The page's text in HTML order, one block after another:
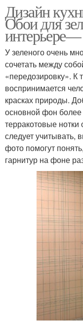
Дизайн
Обои для
У зеленого очень
сочетать между
«передозировку». К
воспринимается
красках природы.
основной фон
терракотовые
следует
фото помогут
гарнитур на фоне